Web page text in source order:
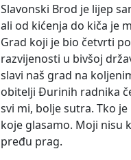
Slavonski Brod je lijep
ali od kićenja do kiča je
Grad koji je bio četvrti po
razvijenosti u bivšoj
slavi naš grad na
obitelji Đurinih radnika
svi mi, bolje sutra. Tko je
koje glasamo. Moji nisu
pređu prag.